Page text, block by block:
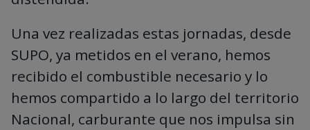
Una vez realizadas estas jornadas, desde
SUPO, ya metidos en el verano, hemos
recibido el combustible necesario y lo
hemos compartido a lo largo del territorio
Nacional, carburante que nos impulsa sin